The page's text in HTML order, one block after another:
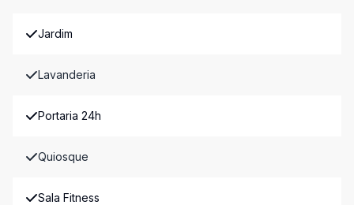
Jardim
Lavanderia
Portaria 24h
Quiosque
Sala Fitness